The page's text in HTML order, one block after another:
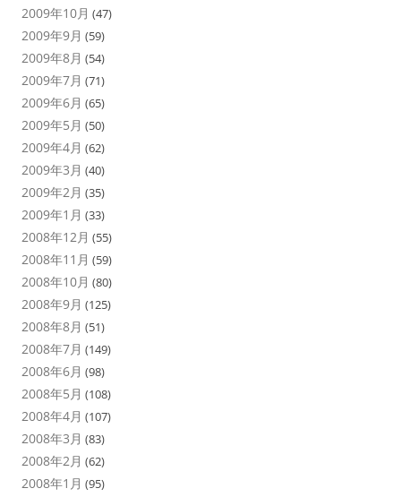
2009年10月 (47)
2009年9月 (59)
2009年8月 (54)
2009年7月 (71)
2009年6月 (65)
2009年5月 (50)
2009年4月 (62)
2009年3月 (40)
2009年2月 (35)
2009年1月 (33)
2008年12月 (55)
2008年11月 (59)
2008年10月 (80)
2008年9月 (125)
2008年8月 (51)
2008年7月 (149)
2008年6月 (98)
2008年5月 (108)
2008年4月 (107)
2008年3月 (83)
2008年2月 (62)
2008年1月 (95)